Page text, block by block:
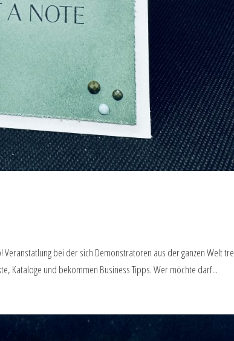
Veranstatlung bei der sich Demonstratoren aus der ganzen Welt
Kataloge und bekommen Business Tipps. Wer möchte darf...